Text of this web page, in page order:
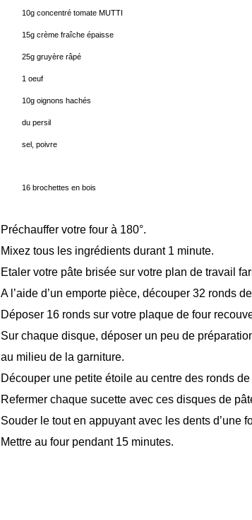
10g concentré tomate MUTTI
15g crème fraîche épaisse
25g gruyère râpé
1 oeuf
10g oignons hachés
du persil
sel, poivre
16 brochettes en bois
Préchauffer votre four à 180°.
Mixez tous les ingrédients durant 1 minute.
Etaler votre pâte brisée sur votre plan de travail
A l’aide d’un emporte pièce, découper 32 ronds
Déposer 16 ronds sur votre plaque de four
Sur chaque disque, déposer un peu de
au milieu de la garniture.
Découper une petite étoile au centre des ronds de
Refermer chaque sucette avec ces disques de
Souder le tout en appuyant avec les dents d’une
Mettre au four pendant 15 minutes.